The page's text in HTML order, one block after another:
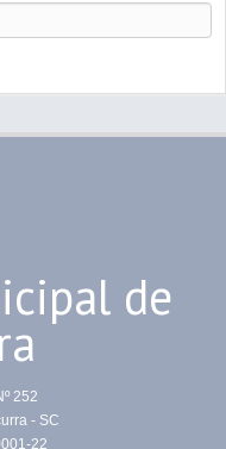
de
252
- SC
22